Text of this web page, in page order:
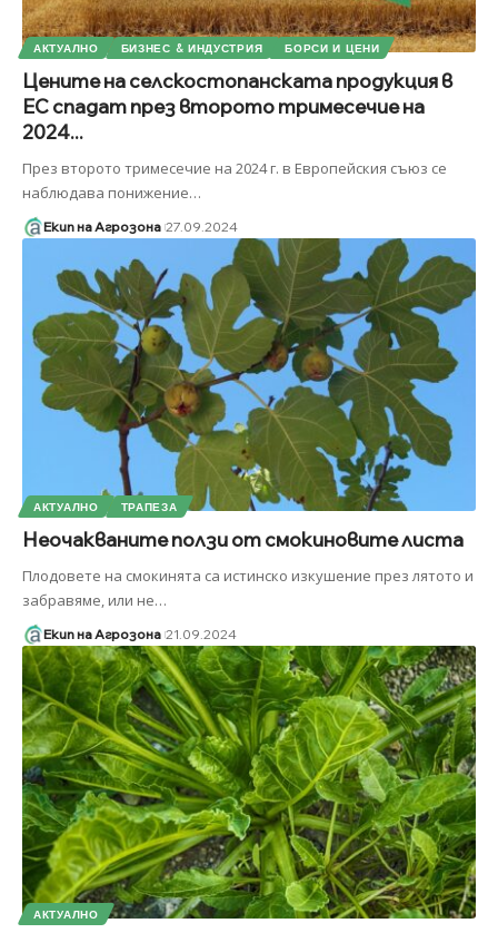
АКТУАЛНО БИЗНЕС & ИНДУСТРИЯ БОРСИ И ЦЕНИ
Цените на селскостопанската продукция в
ЕС спадат през второто тримесечие на
2024...
През второто тримесечие на 2024 г. в Европейския съюз се
наблюдава понижение…
Екип на Агрозона 27.09.2024
АКТУАЛНО ТРАПЕЗА
Неочакваните ползи от смокиновите листа
Плодовете на смокинята са истинско изкушение през лятото и
забравяме, или не…
Екип на Агрозона 21.09.2024
АКТУАЛНО